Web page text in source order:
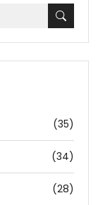
(35)
(34)
(28)